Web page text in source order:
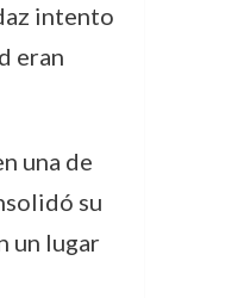
intento
eran
una de
su
un lugar